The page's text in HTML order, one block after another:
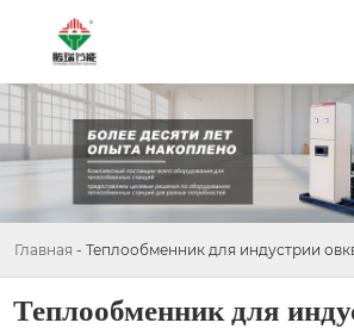
Главная - Теплообменник для индустрии
Теплообменник для